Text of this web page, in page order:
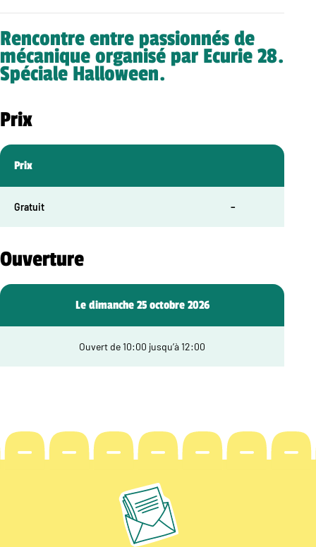
Rencontre entre passionnés de
mécanique organisé par Ecurie 28.
Spéciale Halloween.
Prix
Prix
Gratuit –
Ouverture
Le dimanche 25 octobre 2026
Ouvert de 10:00 jusqu’à 12:00